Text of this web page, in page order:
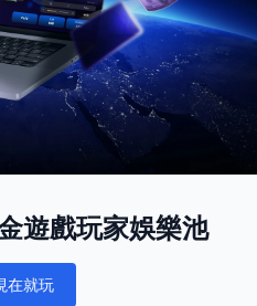
遊戲玩家娛樂池
在就玩